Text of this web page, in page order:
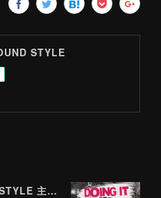
STYLE
【LIVE】LOCAL SOUND STYLE 主催ツーマン企画『Doing It For The Kids Vol.01』開催決定！初回の対バン相手はGood Grief！